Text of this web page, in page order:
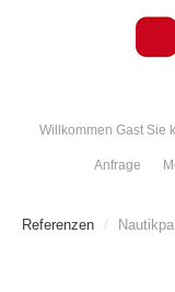
Willkommen Gast Sie
Anfrage
Referenzen /